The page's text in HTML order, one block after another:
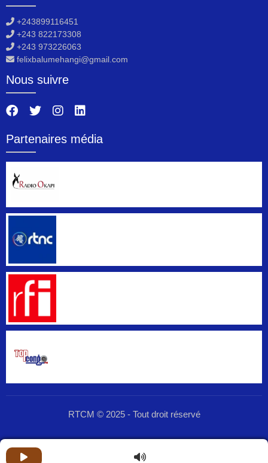
+243899116451
+243 822173308
+243 973226063
felixbalumehangi@gmail.com
Nous suivre
Partenaires média
RTCM © 2025 - Tout droit réservé